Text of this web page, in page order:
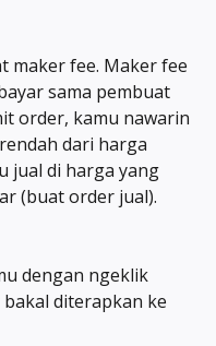
maker fee. Maker fee
sama pembuat
order, kamu nawarin
dari harga
jual di harga yang
(buat order jual).
dengan ngeklik
diterapkan ke